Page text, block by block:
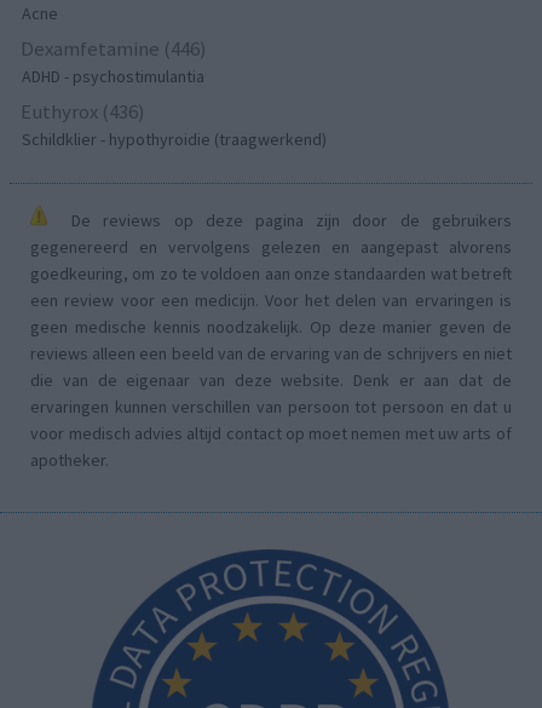
Acne
Dexamfetamine (446)
ADHD - psychostimulantia
Euthyrox (436)
Schildklier - hypothyroidie (traagwerkend)
De reviews op deze pagina zijn door de gebruikers
gegenereerd en vervolgens gelezen en aangepast alvorens
goedkeuring, om zo te voldoen aan onze standaarden wat betreft
een review voor een medicijn. Voor het delen van ervaringen is
geen medische kennis noodzakelijk. Op deze manier geven de
reviews alleen een beeld van de ervaring van de schrijvers en niet
die van de eigenaar van deze website. Denk er aan dat de
ervaringen kunnen verschillen van persoon tot persoon en dat u
voor medisch advies altijd contact op moet nemen met uw arts of
apotheker.